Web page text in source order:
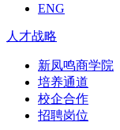
ENG
人才战略
新凤鸣商学院
培养通道
校企合作
招聘岗位